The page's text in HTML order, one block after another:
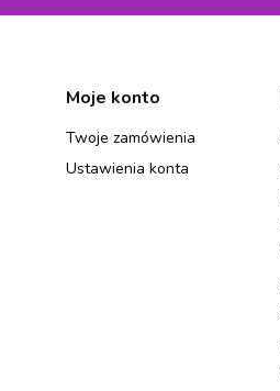
Moje konto
Twoje zamówienia
Ustawienia konta